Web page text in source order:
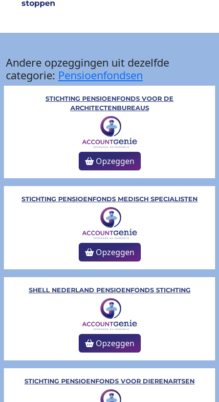
stoppen
Andere opzeggingen uit dezelfde
categorie: Pensioenfondsen
STICHTING PENSIOENFONDS VOOR DE
ARCHITECTENBUREAUS
Opzeggen
STICHTING PENSIOENFONDS MEDISCH SPECIALISTEN
Opzeggen
SHELL NEDERLAND PENSIOENFONDS STICHTING
Opzeggen
STICHTING PENSIOENFONDS VOOR DIERENARTSEN